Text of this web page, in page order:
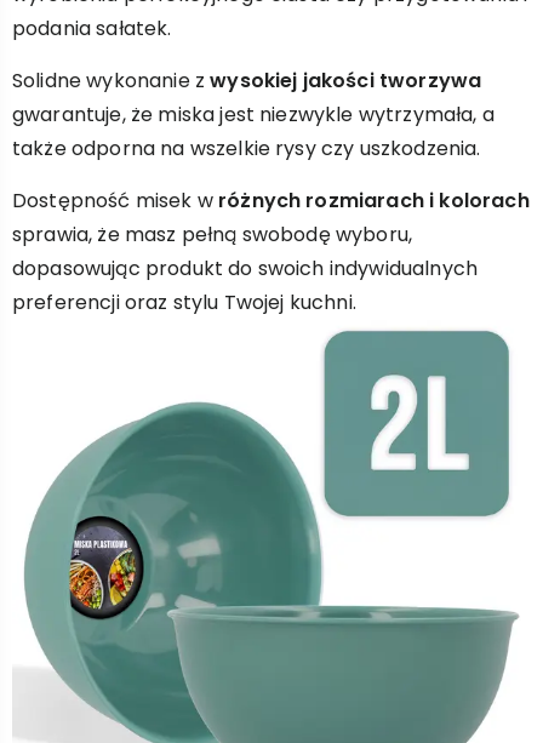
podania sałatek.
Solidne wykonanie zwysokiej jakości tworzywa
gwarantuje, że miska jest niezwykle wytrzymała, a
także odporna na wszelkie rysy czy uszkodzenia.
Dostępność misek w różnych rozmiarach i kolorach
sprawia, że masz pełną swobodę wyboru,
dopasowując produkt do swoich indywidualnych
preferencji oraz stylu Twojej kuchni.